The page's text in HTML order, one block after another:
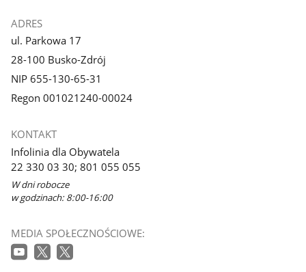
ADRES
ul. Parkowa 17
28-100 Busko-Zdrój
NIP 655-130-65-31
Regon 001021240-00024
KONTAKT
Infolinia dla Obywatela
22 330 03 30; 801 055 055
W dni robocze
w godzinach: 8:00-16:00
MEDIA SPOŁECZNOŚCIOWE: